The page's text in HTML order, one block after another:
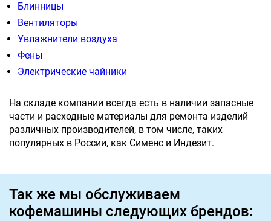
Блинницы
Вентиляторы
Увлажнители воздуха
Фены
Электрические чайники
На складе компании всегда есть в наличии запасные
части и расходные материалы для ремонта изделий
различных производителей, в том числе, таких
популярных в России, как Сименс и Индезит.
Так же мы обслуживаем
кофемашины следующих брендов: